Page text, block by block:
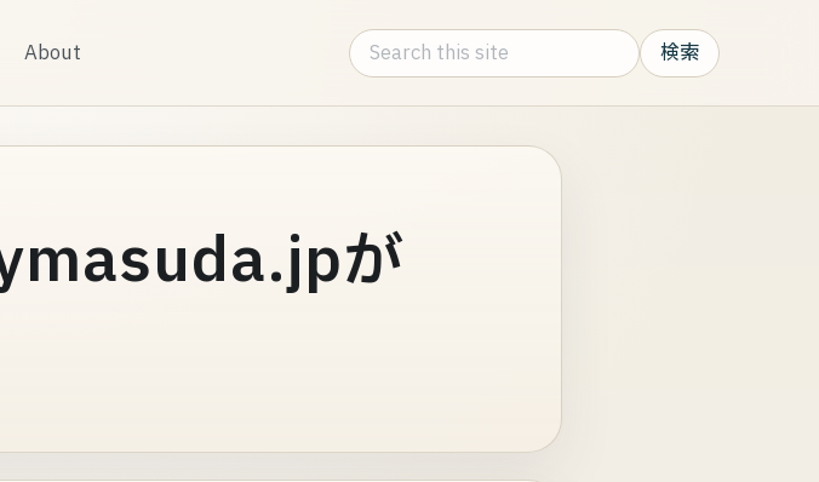
About Search this site
が